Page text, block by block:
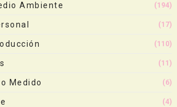
Ambiente (194)
(17)
(110)
(11)
Medido (6)
(4)